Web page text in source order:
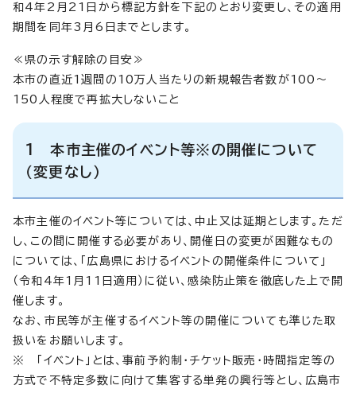
和4年2月21日から標記方針を下記のとおり変更し、その適用
期間を同年3月6日までとします。
≪県の示す解除の目安≫
本市の直近1週間の10万人当たりの新規報告者数が100～
150人程度で再拡大しないこと
1 本市主催のイベント等※の開催について
（変更なし）
本市主催のイベント等については、中止又は延期とします。ただ
し、この間に開催する必要があり、開催日の変更が困難なもの
については、「広島県におけるイベントの開催条件について」
（令和4年1月11日適用）に従い、感染防止策を徹底した上で開
催します。
なお、市民等が主催するイベント等の開催についても準じた取
扱いをお願いします。
※ 「イベント」とは、事前予約制・チケット販売・時間指定等の
方式で不特定多数に向けて集客する単発の興行等とし、広島市